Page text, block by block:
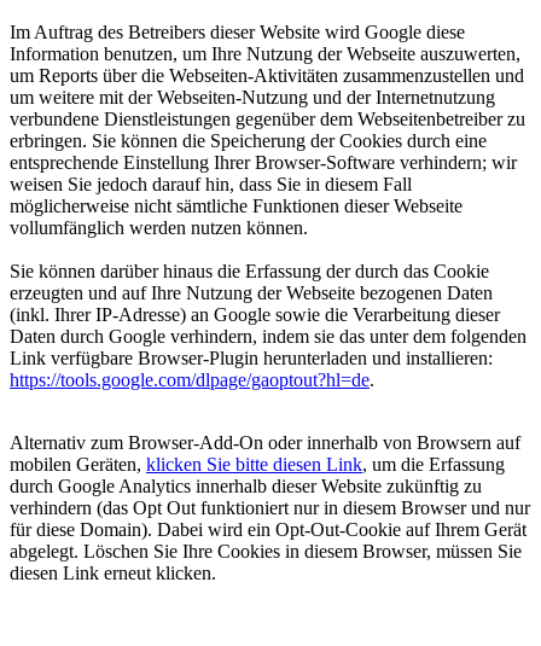
Im Auftrag des Betreibers dieser Website wird Google diese
Information benutzen, um Ihre Nutzung der Webseite auszuwerten,
um Reports über die Webseiten-Aktivitäten zusammenzustellen und
um weitere mit der Webseiten-Nutzung und der Internetnutzung
verbundene Dienstleistungen gegenüber dem Webseitenbetreiber zu
erbringen. Sie können die Speicherung der Cookies durch eine
entsprechende Einstellung Ihrer Browser-Software verhindern; wir
weisen Sie jedoch darauf hin, dass Sie in diesem Fall
möglicherweise nicht sämtliche Funktionen dieser Webseite
vollumfänglich werden nutzen können.
Sie können darüber hinaus die Erfassung der durch das Cookie
erzeugten und auf Ihre Nutzung der Webseite bezogenen Daten
(inkl. Ihrer IP-Adresse) an Google sowie die Verarbeitung dieser
Daten durch Google verhindern, indem sie das unter dem folgenden
Link verfügbare Browser-Plugin herunterladen und installieren:
https://tools.google.com/dlpage/gaoptout?hl=de.
Alternativ zum Browser-Add-On oder innerhalb von Browsern auf
mobilen Geräten, klicken Sie bitte diesen Link, um die Erfassung
durch Google Analytics innerhalb dieser Website zukünftig zu
verhindern (das Opt Out funktioniert nur in diesem Browserund nur
für diese Domain). Dabei wird ein Opt-Out-Cookie auf Ihrem Gerät
abgelegt. Löschen Sie Ihre Cookies in diesem Browser, müssen Sie
diesen Link erneut klicken.